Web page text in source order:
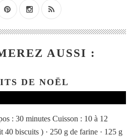
AUSSI :
DE NOËL
: 30 minutes Cuisson : 10 à 12
40 biscuits ) · 250 g de farine · 125 g